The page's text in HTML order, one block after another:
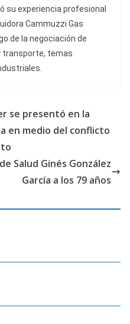
su experiencia profesional
Cammuzzi Gas
de la negociación de
transporte, temas
se presentó en la
en medio del conflicto
Salud Ginés González
García a los 79 años